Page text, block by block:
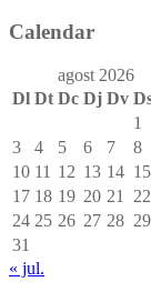
Calendar
agost 2026
Dl Dt Dc Dj Dv
1
3
4 5 6 7 8
10 11 12 13 14 15
17 18 19 20 21 22
24 25 26 27 28 29
31
« jul.